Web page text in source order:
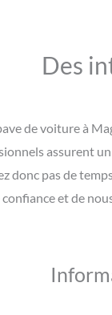
Des
de voiture à
assurent
donc pas de
et de